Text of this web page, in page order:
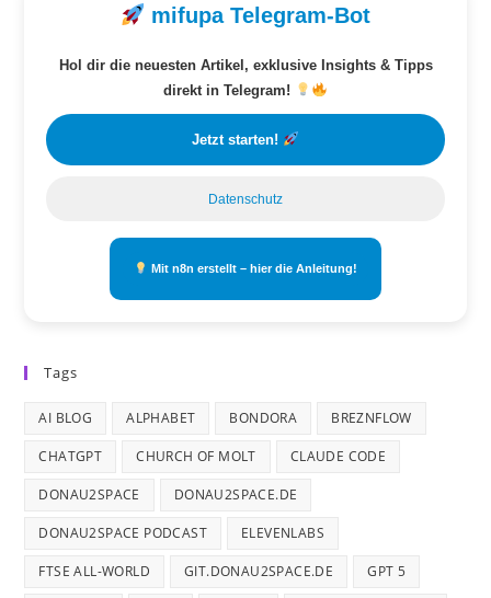
mifupa Telegram-Bot
Hol dir die neuesten Artikel, exklusive Insights & Tipps
direkt in Telegram!
Jetzt starten!
Datenschutz
Mit n8n erstellt – hier die Anleitung!
Tags
AI BLOG ALPHABET BONDORA BREZNFLOW
CHATGPT CHURCH OF MOLT CLAUDE CODE
DONAU2SPACE DONAU2SPACE.DE
DONAU2SPACE PODCAST ELEVENLABS
FTSE ALL-WORLD GIT.DONAU2SPACE.DE GPT 5